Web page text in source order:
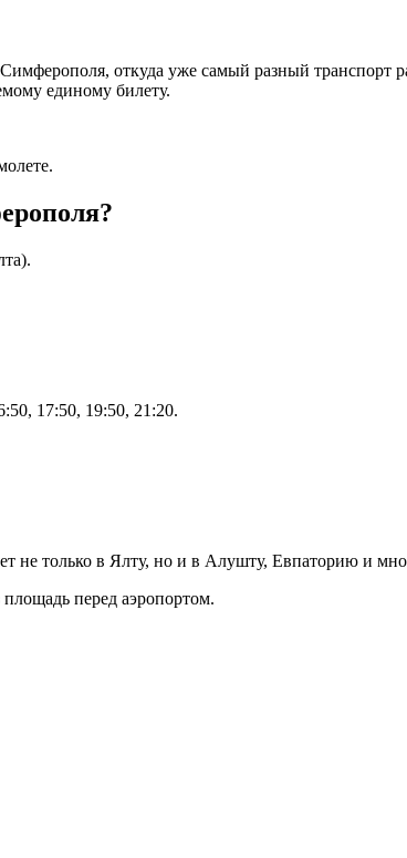
откуда уже самый разный
единому билету.
17:50, 19:50, 21:20.
не только в Ялту, но и в Алушту, Евпаторию и
перед аэропортом.